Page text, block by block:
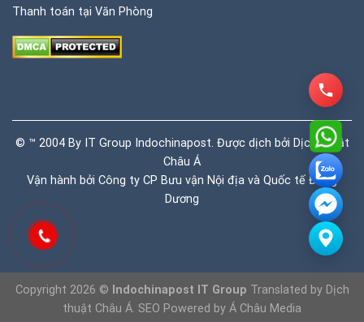
Thanh toán tại Văn Phòng
© ™ 2004 By IT Group Indochinapost. Được dịch bởi Dịch thuật
Châu Á
Vận hành bởi Công ty CP Bưu vận Nội địa và Quốc tế Đông
Dương
Copyright 2026 © Indochinapost IT Group Translated by Dịch
thuật Châu Á. SEO Powered by Á Châu Media